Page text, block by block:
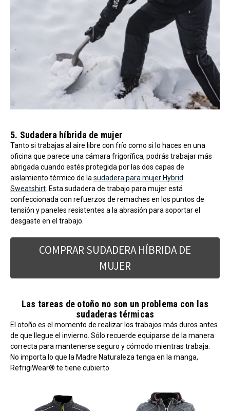
5. Sudadera híbrida de mujer
Tanto si trabajas al aire libre con frío como si lo haces en una
oficina que parece una cámara frigorífica, podrás trabajar más
abrigada cuando estés protegida por las dos capas de
aislamiento térmico de lasudadera para mujer Hybrid
Sweatshirt. Esta sudadera de trabajo para mujer está
confeccionada con refuerzos de remaches en los puntos de
tensión y paneles resistentes a la abrasión para soportar el
desgaste en el trabajo.
COMPRAR SUDADERA HÍBRIDA DE
MUJER
Las tareas de otoño no son un problema con las
sudaderas térmicas
El otoño es el momento de realizar los trabajos más duros antes
de que llegue el invierno. Sólo recuerde equiparse de la manera
correcta para mantenerse seguro y cómodo mientras trabaja.
No importa lo que la Madre Naturaleza tenga en la manga,
RefrigiWear® te tiene cubierto.